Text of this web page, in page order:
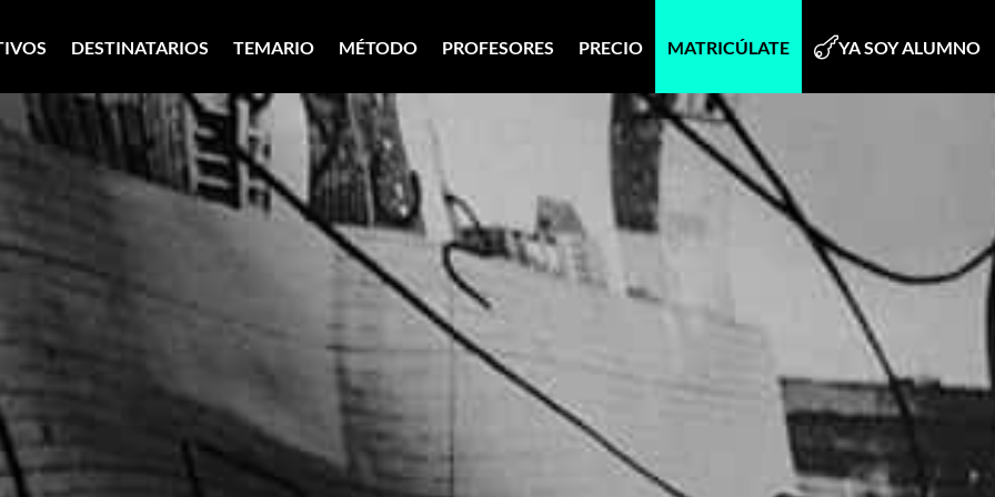
DESTINATARIOS TEMARIO MÉTODO PROFESORES PRECIO MATRICÚLATE YA SOY ALUMNO